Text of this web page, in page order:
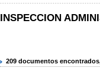
INSPECCION
209 documentos